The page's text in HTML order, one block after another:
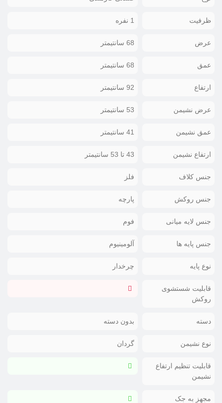
ظرفیت 1 نفره
عرض 68 سانتیمتر
عمق 68 سانتیمتر
ارتفاع 92 سانتیمتر
عرض نشیمن 53 سانتیمتر
عمق نشیمن 41 سانتیمتر
ارتفاع نشیمن 43 تا 53 سانتیمتر
جنس کلاف فلز
جنس روکش پارچه
جنس لایه میانی فوم
جنس پایه ها آلومینیوم
نوع پایه چرخدار
قابلیت شستشوی
روکش
دسته بدون دسته
نوع نشیمن گردان
قابلیت تنظیم ارتفاع
نشیمن
مجهز به جک